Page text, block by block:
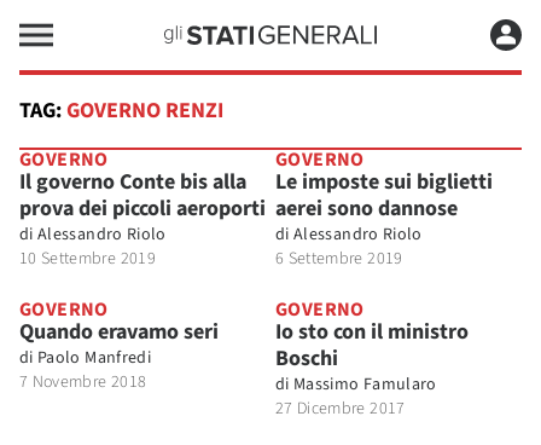
TAG:GOVERNO RENZI
GOVERNO
Il governo Conte bis alla
prova dei piccoli aeroporti
di Alessandro Riolo
10 Settembre 2019
GOVERNO
Le imposte sui biglietti
aerei sono dannose
di Alessandro Riolo
6 Settembre 2019
GOVERNO
Quando eravamo seri
di Paolo Manfredi
7 Novembre 2018
GOVERNO
Io sto con il ministro
Boschi
di Massimo Famularo
27 Dicembre 2017